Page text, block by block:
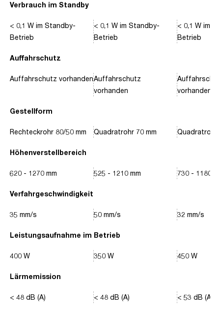
Verbrauch im Standby
Auffahrschutz
Gestellform
Höhenverstellbereich
Verfahrgeschwindigkeit
Leistungsaufnahme im Betrieb
Lärmemission
< 0,1 W im Standby-
Betrieb
Auffahrschutz vorhanden
Rechteckrohr 80/50 mm
620 - 1270 mm
35 mm/s
400 W
< 48 dB (A)
< 0,1 W im Standby-
Betrieb
Auffahrschutz
vorhanden
Quadratrohr 70 mm
525 - 1210 mm
50 mm/s
350 W
< 48 dB (A)
< 0,1 W im
Betrieb
vorhanden
Quadratrohr
730 - 1180
32 mm/s
450 W
< 53 dB (A)